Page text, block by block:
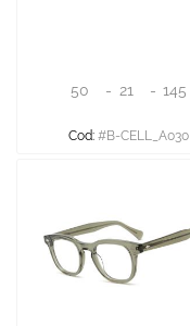
50 - 21 - 145
Cod: #B-CELL_A030